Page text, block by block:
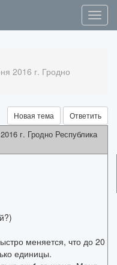
2016 г. Гродно
Новая тема Ответить
г. Гродно Республика
меняется, что до 20
единицы.